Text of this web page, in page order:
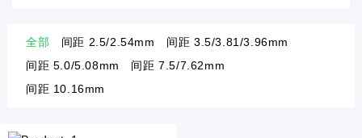
全部 间距 2.5/2.54mm
间距 3.5/3.81/3.96mm
间距 5.0/5.08mm
间距 7.5/7.62mm
间距 10.16mm